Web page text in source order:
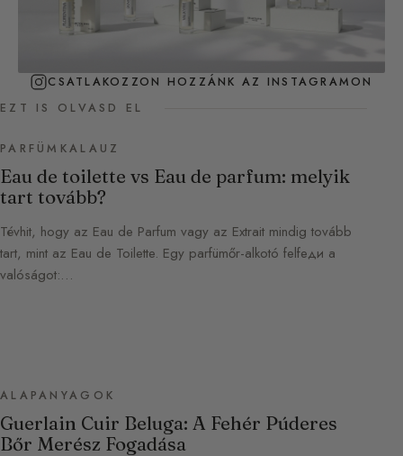
CSATLAKOZZON HOZZÁNK AZ INSTAGRAMON
EZT IS OLVASD EL
PARFÜMKALAUZ
Eau de toilette vs Eau de parfum: melyik
tart tovább?
Tévhit, hogy az Eau de Parfum vagy az Extrait mindig tovább
tart, mint az Eau de Toilette. Egy parfümőr-alkotó felfeди a
valóságot:…
ALAPANYAGOK
Guerlain Cuir Beluga: A Fehér Púderes
Bőr Merész Fogadása